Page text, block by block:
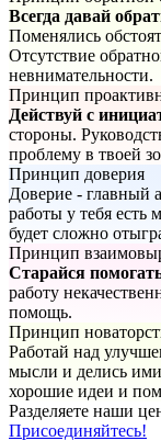
Всегда давай
Поменялись
Отсутствие
невнимательности.
Принцип
Действуй с
стороны.
проблему в твоей
Принцип доверия
Доверие - главный
работы у тебя есть
будет сложно
Принцип
Старайся
работу
помощь.
Принцип
Работай над
мысли и делись
хорошие идеи и
Разделяете наши
Присоединяйтесь!